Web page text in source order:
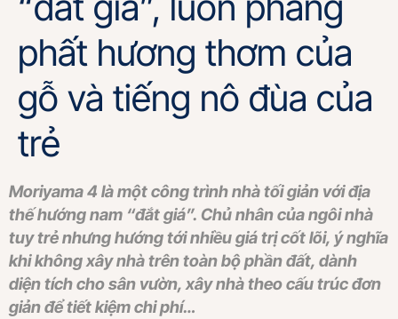
phất hương thơm của
gỗ và tiếng nô đùa của
trẻ
Moriyama 4 là một công trình nhà tối giản với địa
thế hướng nam “đắt giá”. Chủ nhân của ngôi nhà
tuy trẻ nhưng hướng tới nhiều giá trị cốt lõi, ý nghĩa
khi không xây nhà trên toàn bộ phần đất, dành
diện tích cho sân vườn, xây nhà theo cấu trúc đơn
giản để tiết kiệm chi phí…